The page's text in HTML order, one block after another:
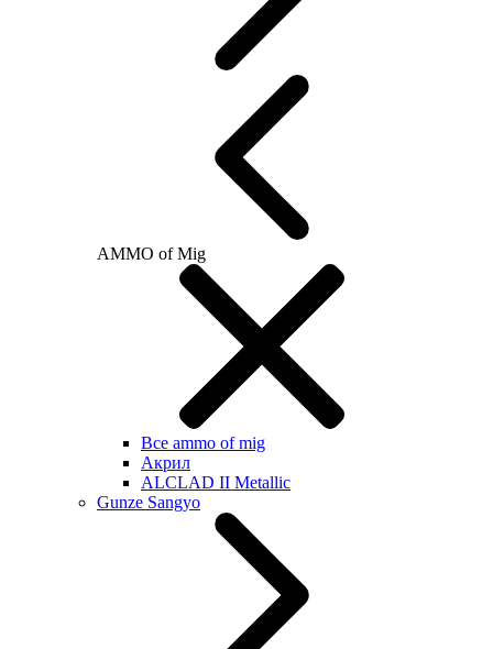
AMMO of Mig
Все ammo of mig
Акрил
ALCLAD II Metallic
Gunze Sangyo